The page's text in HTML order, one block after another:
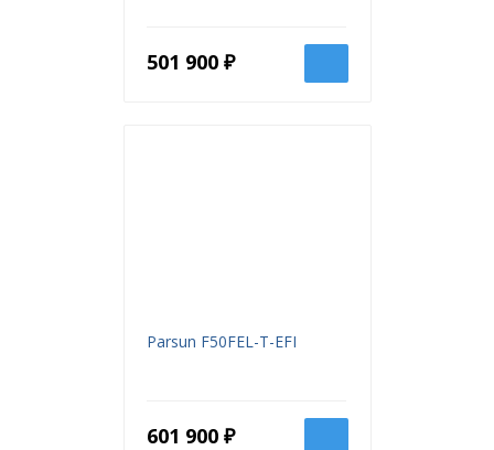
501 900 ₽
Parsun F50FEL-T-EFI
601 900 ₽